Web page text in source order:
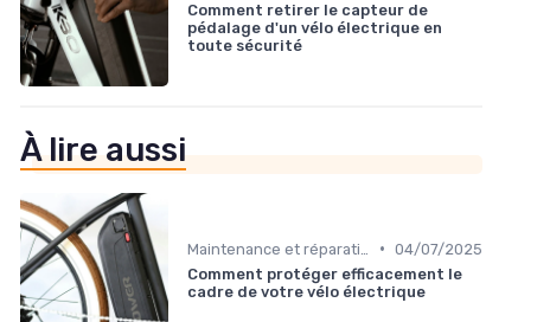
Comment retirer le capteur de
pédalage d'un vélo électrique en
toute sécurité
À lire aussi
• 04/07/2025
Comment protéger efficacement le
cadre de votre vélo électrique